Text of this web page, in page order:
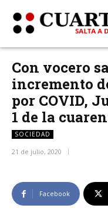
Con vocero
incremento
por COVID,
1 de la
SOCIEDAD
21 de julio, 2020
Facebook